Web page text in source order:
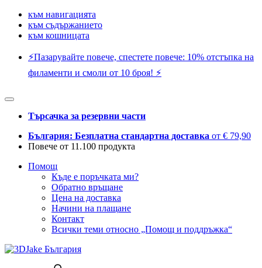
към навигацията
към съдържанието
към кошницата
⚡️Пазарувайте повече, спестете повече: 10% отстъпка на
филаменти и смоли от 10 броя! ⚡️
Търсачка за резервни части
България: Безплатна стандартна доставка от € 79,90
Повече от 11.100 продукта
Помощ
Къде е поръчката ми?
Обратно връщане
Цена на доставка
Начини на плащане
Контакт
Всички теми относно „Помощ и поддръжка“